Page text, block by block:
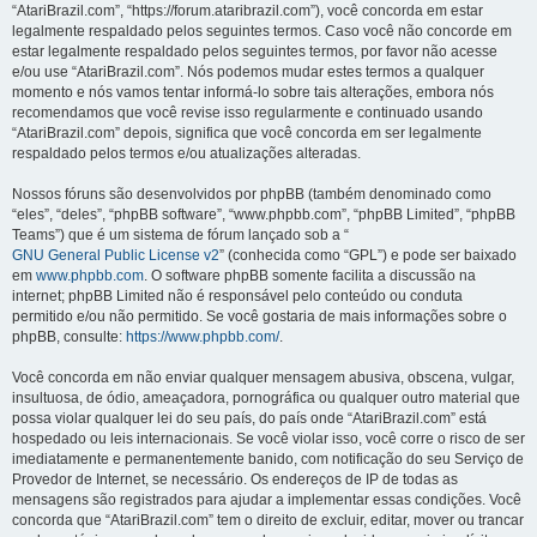
“AtariBrazil.com”, “https://forum.ataribrazil.com”), você concorda em estar
legalmente respaldado pelos seguintes termos. Caso você não concorde em
estar legalmente respaldado pelos seguintes termos, por favor não acesse
e/ou use “AtariBrazil.com”. Nós podemos mudar estes termos a qualquer
momento e nós vamos tentar informá-lo sobre tais alterações, embora nós
recomendamos que você revise isso regularmente e continuado usando
“AtariBrazil.com” depois, significa que você concorda em ser legalmente
respaldado pelos termos e/ou atualizações alteradas.
Nossos fóruns são desenvolvidos por phpBB (também denominado como
“eles”, “deles”, “phpBB software”, “www.phpbb.com”, “phpBB Limited”, “phpBB
Teams”) que é um sistema de fórum lançado sob a “
GNU General Public License v2” (conhecida como “GPL”) e pode ser baixado
em www.phpbb.com. O software phpBB somente facilita a discussão na
internet; phpBB Limited não é responsável pelo conteúdo ou conduta
permitido e/ou não permitido. Se você gostaria de mais informações sobre o
phpBB, consulte: https://www.phpbb.com/.
Você concorda em não enviar qualquer mensagem abusiva, obscena, vulgar,
insultuosa, de ódio, ameaçadora, pornográfica ou qualquer outro material que
possa violar qualquer lei do seu país, do país onde “AtariBrazil.com” está
hospedado ou leis internacionais. Se você violar isso, você corre o risco de ser
imediatamente e permanentemente banido, com notificação do seu Serviço de
Provedor de Internet, se necessário. Os endereços de IP de todas as
mensagens são registrados para ajudar a implementar essas condições. Você
concorda que “AtariBrazil.com” tem o direito de excluir, editar, mover ou trancar